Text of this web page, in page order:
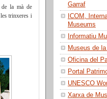
, de la mà de
trinxeres i
Garraf
ICOM,
Museums
Informatiu
Museus de
Oficina del
Portal
UNESCO
Xarxa de